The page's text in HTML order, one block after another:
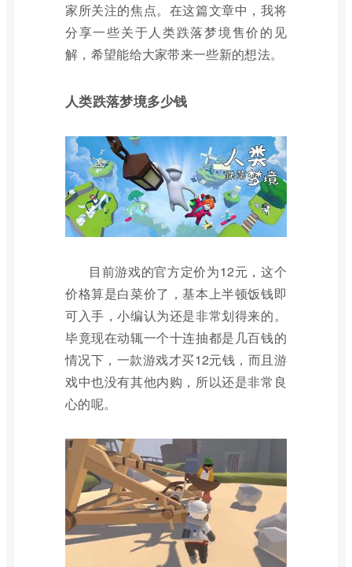
家所关注的焦点。在这篇文章中，我将
分享一些关于人类跌落梦境售价的见
解，希望能给大家带来一些新的想法。
人类跌落梦境多少钱
目前游戏的官方定价为12元，这个
价格算是白菜价了，基本上半顿饭钱即
可入手，小编认为还是非常划得来的。
毕竟现在动辄一个十连抽都是几百钱的
情况下，一款游戏才买12元钱，而且游
戏中也没有其他内购，所以还是非常良
心的呢。